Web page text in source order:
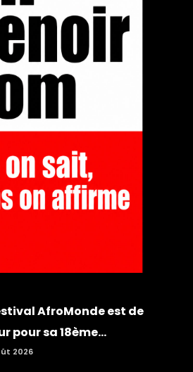
AfroMonde est de
pour sa 18ème...
2026